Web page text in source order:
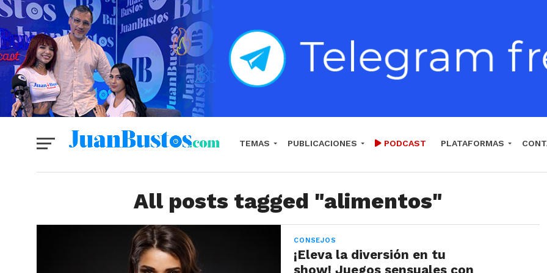
TEMAS PUBLICACIONES PODCAST PLATAFORMAS
All posts tagged "alimentos"
CONSEJOS
¡Eleva la diversión en tu
show! Juegos sensuales con